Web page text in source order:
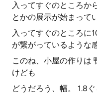
入ってすぐのところか
とかの展示が始まって
入ってすぐのところに
が繋がっているような
このね、小屋の作りは
けども
どうだろう、幅。 1.8